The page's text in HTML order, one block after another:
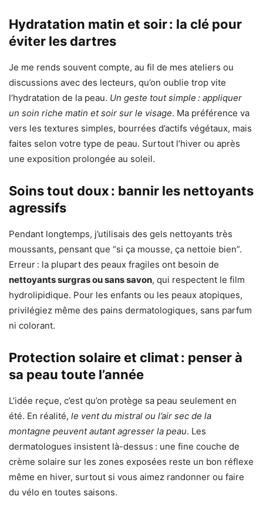
Hydratation matin et soir : la clé pour
éviter les dartres
Je me rends souvent compte, au fil de mes ateliers ou
discussions avec des lecteurs, qu’on oublie trop vite
l’hydratation de la peau. Un geste tout simple : appliquer
un soin riche matin et soir sur le visage. Ma préférence va
vers les textures simples, bourrées d’actifs végétaux, mais
faites selon votre type de peau. Surtout l’hiver ou après
une exposition prolongée au soleil.
Soins tout doux : bannir les nettoyants
agressifs
Pendant longtemps, j’utilisais des gels nettoyants très
moussants, pensant que “si ça mousse, ça nettoie bien”.
Erreur : la plupart des peaux fragiles ont besoin de
nettoyants surgras ou sans savon, qui respectent le film
hydrolipidique. Pour les enfants ou les peaux atopiques,
privilégiez même des pains dermatologiques, sans parfum
ni colorant.
Protection solaire et climat : penser à
sa peau toute l’année
L’idée reçue, c’est qu’on protège sa peau seulement en
été. En réalité, le vent du mistral ou l’air sec de la
montagne peuvent autant agresser la peau. Les
dermatologues insistent là-dessus : une fine couche de
crème solaire sur les zones exposées reste un bon réflexe
même en hiver, surtout si vous aimez randonner ou faire
du vélo en toutes saisons.